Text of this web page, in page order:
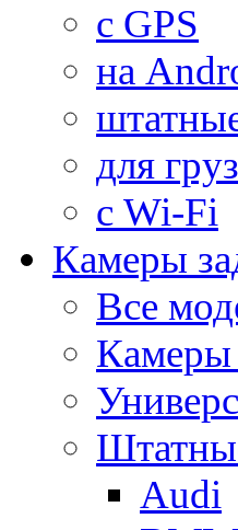
с GPS
на
для
с Wi-Fi
Камеры
Все
Камеры
Audi